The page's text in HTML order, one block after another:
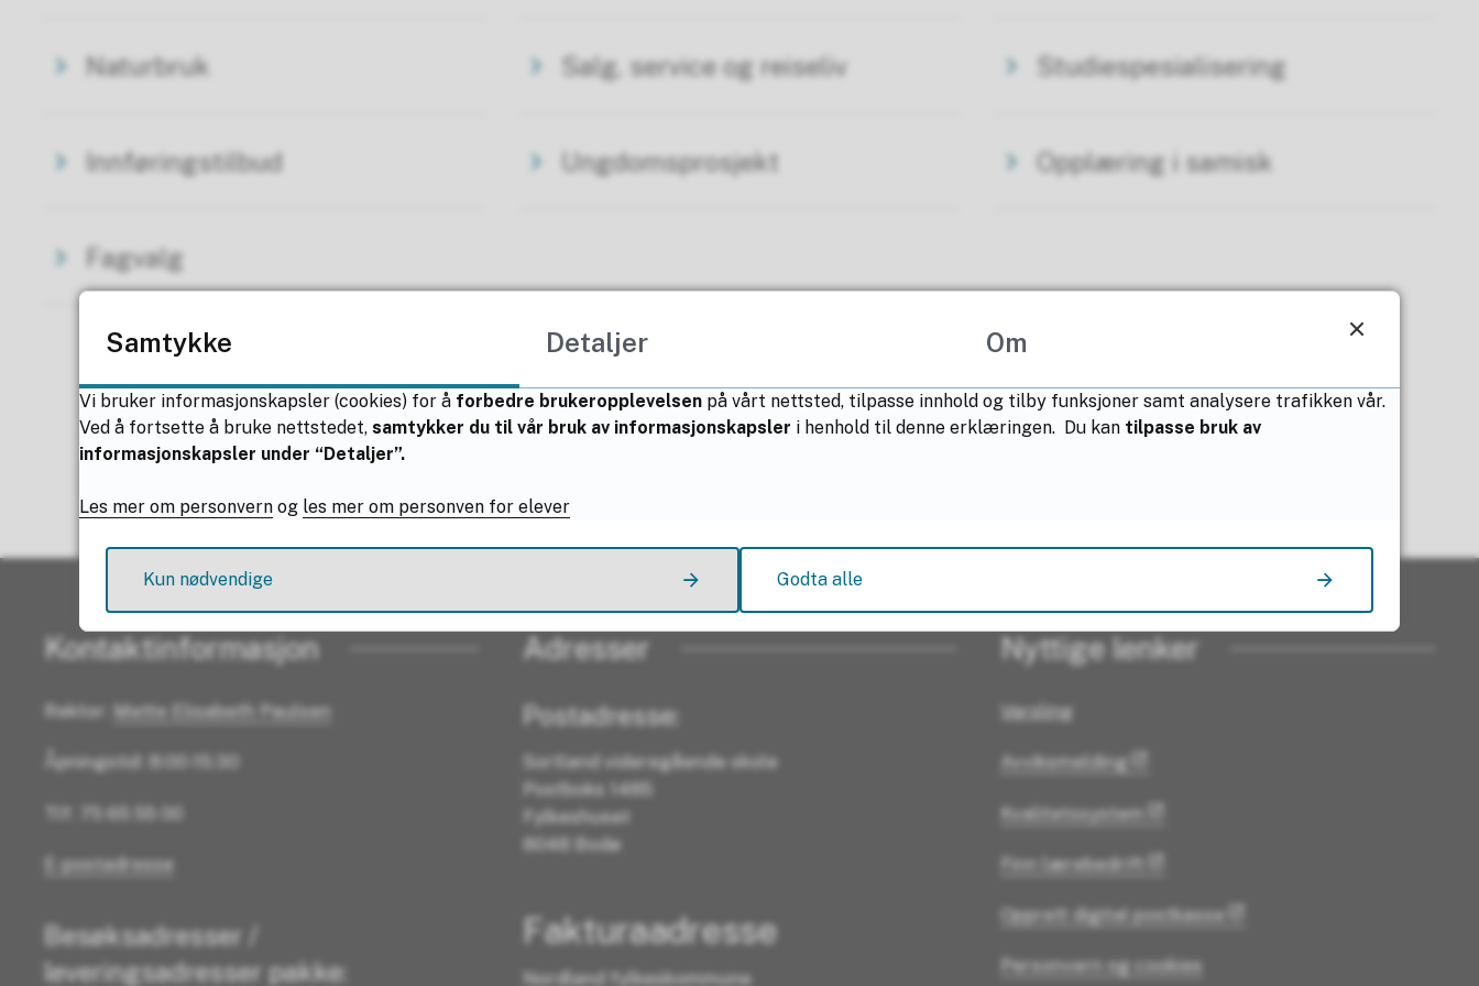
Naturbruk Salg, service og reiseliv Studiespesialisering
Innføringstilbud Ungdomsprosjekt Opplæring i samisk
Fagvalg
Fant du det du lette etter?
Kontaktinformasjon
Rektor: Mette Elisabeth Paulsen
Åpningstid: 8:00-15:30
Tlf: 75 65 55 00
E-postadresse
Besøksadresser /
leveringsadresser pakke:
Adresser
Postadresse:
Sortland videregående skole
Postboks 1485
Fylkeshuset
8048 Bodø
Fakturaadresse
Nordland fylkeskommune
Nyttige lenker
Varsling
Avviksmelding
Kvalitetssystem
Finn lærebedrift
Opprett digital postkasse
Personvern og cookies
Samtykke Detaljer Om
Vi bruker informasjonskapsler (cookies) for å forbedre brukeropplevelsen på vårt nettsted, tilpasse innhold og tilby funksjoner samt analysere trafikken vår.
Ved å fortsette å bruke nettstedet, samtykker du til vår bruk av informasjonskapsler i henhold til denne erklæringen. Du kan tilpasse bruk av
informasjonskapsler under “Detaljer”.
Les mer om personvern og les mer om personven for elever
Kun nødvendige Godta alle